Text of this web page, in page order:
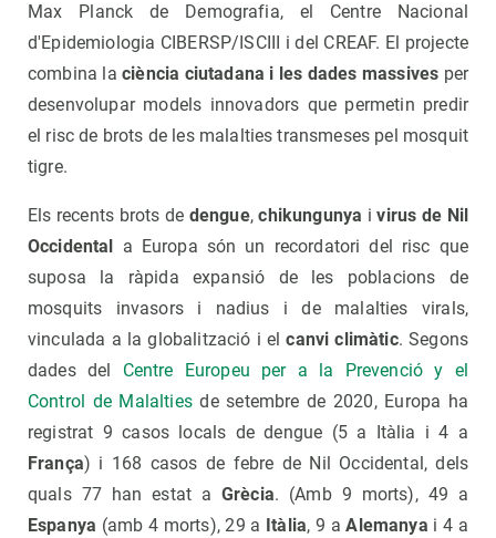
Max Planck de Demografia, el Centre Nacional
d'Epidemiologia CIBERSP/ISCIII i del CREAF. El projecte
combina laciència ciutadana i les dades massives per
desenvolupar models innovadors que permetin predir
el risc de brots de les malalties transmeses pel mosquit
tigre.
Els recents brots de dengue,chikungunya ivirus de Nil
Occidental a Europa són un recordatori del risc que
suposa la ràpida expansió de les poblacions de
mosquits invasors i nadius i de malalties virals,
vinculada a la globalització i elcanvi climàtic. Segons
dades del Centre Europeu per a la Prevenció y el
Control de Malaltiesde setembre de 2020, Europa ha
registrat 9 casos locals de dengue (5 a Itàlia i 4 a
França) i 168 casos de febre de Nil Occidental, dels
quals 77 han estat aGrècia. (Amb 9 morts), 49 a
Espanya (amb 4 morts), 29 a Itàlia, 9 aAlemanya i 4 a